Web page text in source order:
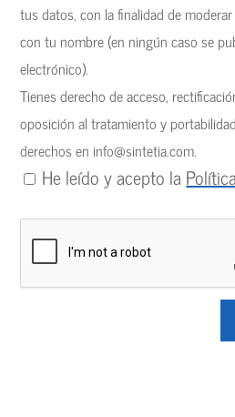
tus datos, con la finalidad de
con tu nombre (en ningún caso se
electrónico).
Tienes derecho de acceso,
oposición al tratamiento y
derechos en info@sintetia.com.
He leído y acepto la